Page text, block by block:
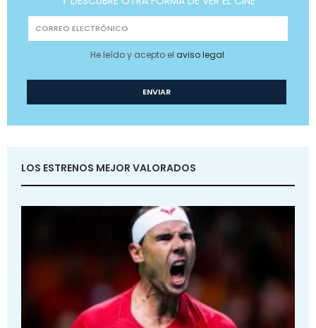
He leído y acepto el aviso legal.
LOS ESTRENOS MEJOR VALORADOS